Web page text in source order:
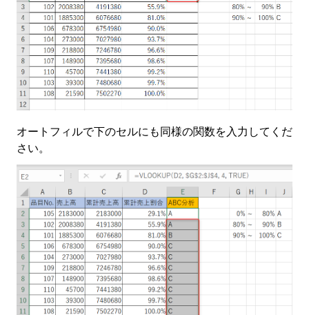
オートフィルで下のセルにも同様の関数を入力してくだ
さい。